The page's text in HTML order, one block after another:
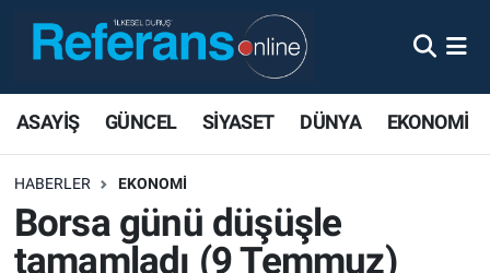
ASAYİŞ GÜNCEL SİYASET DÜNYA EKONOMİ
HABERLER EKONOMİ
Borsa günü düşüşle
tamamladı (9 Temmuz)